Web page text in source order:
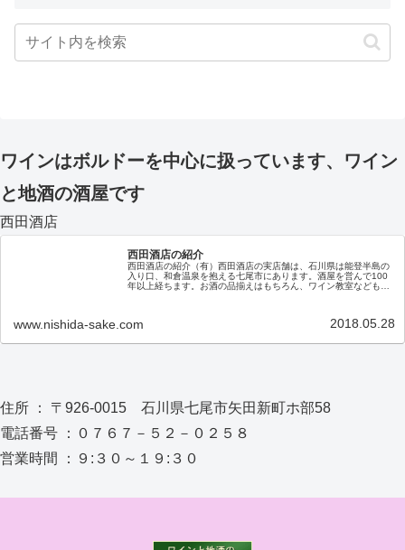
ワインはボルドーを中心に扱っています、ワイン
と地酒の酒屋です
西田酒店
西田酒店の紹介
西田酒店の紹介（有）西田酒店の実店舗は、石川県は能登半島の
入り口、和倉温泉を抱える七尾市にあります。酒屋を営んで100
年以上経ちます。お酒の品揃えはもちろん、ワイン教室なども随
www.nishida-sake.com 2018.05.28
住所 ： 〒926-0015 石川県七尾市矢田新町ホ部58
電話番号 ：０７６７－５２－０２５８
営業時間 ：９:３０～１９:３０